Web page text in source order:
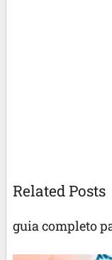
Related Posts
guia completo